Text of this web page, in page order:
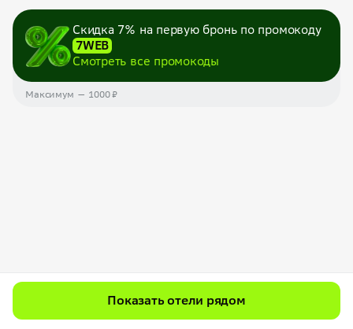
Скидка 7% на первую бронь по промокоду
7WEB
Смотреть все промокоды
Максимум — 1000 ₽
Фотографии гостей
Показать отели рядом